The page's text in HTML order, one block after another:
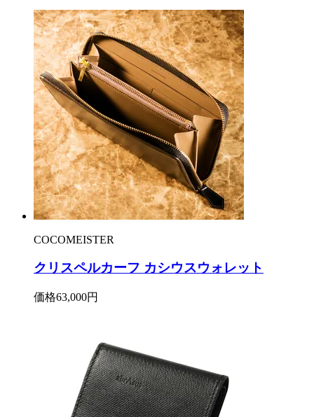
COCOMEISTER
クリスペルカーフ カシウスウォレット
価格63,000円